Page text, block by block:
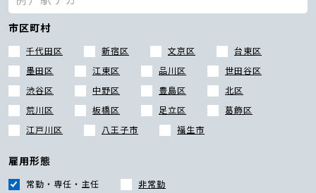
市区町村
千代田区 新宿区 文京区
台東区
墨田区
江東区 品川区
世田谷区
渋谷区
中野区 豊島区
北区
荒川区
板橋区 足立区
葛飾区
江戸川区
八王子市 福生市
雇用形態
常勤・専任・主任 非常勤